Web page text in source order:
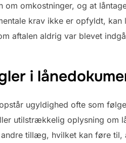
om omkostninger, og at
krav ikke er opfyldt,
aftalen aldrig var blevet
i
ugyldighed ofte som
utilstrækkelig oplysning om
tillæg, hvilket kan føre